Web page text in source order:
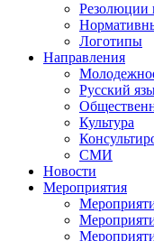
Логотипы
Направления
Русский
Культура
СМИ
Новости
Мероприятия